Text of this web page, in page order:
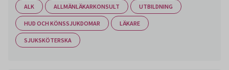
ALK ALLMÄNLÄKARKONSULT UTBILDNING
HUD OCH KÖNSSJUKDOMAR LÄKARE
SJUKSKÖTERSKA